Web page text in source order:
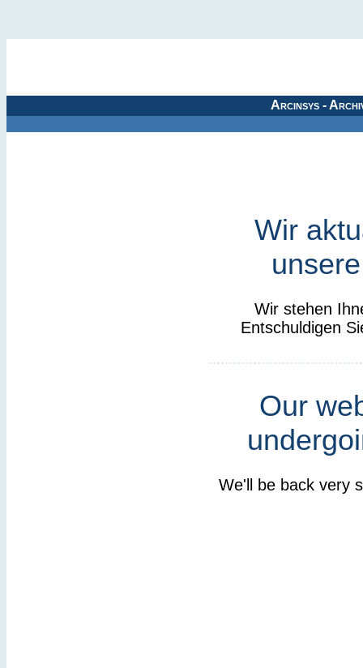
Arcinsys -
Wir
Wir stehen
Entschuldigen
Our
We'll be back very